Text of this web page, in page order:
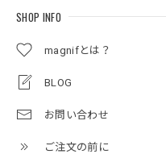
SHOP INFO
magnifとは？
BLOG
お問い合わせ
ご注文の前に